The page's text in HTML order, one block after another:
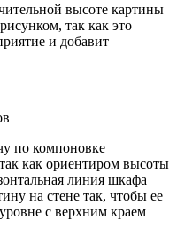
высоте картины
так как это
и добавит
по компоновке
как ориентиром высоты
линия шкафа
на стене так, чтобы ее
с верхним краем